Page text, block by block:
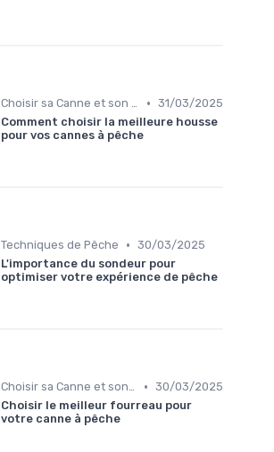
Choisir sa Canne et son Équipement • 31/03/2025
Comment choisir la meilleure housse
pour vos cannes à pêche
Techniques de Pêche • 30/03/2025
L'importance du sondeur pour
optimiser votre expérience de pêche
Choisir sa Canne et son Équipement • 30/03/2025
Choisir le meilleur fourreau pour
votre canne à pêche